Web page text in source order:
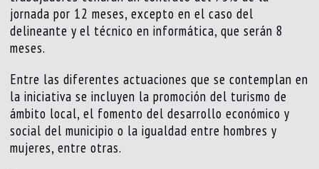
jornada por 12 meses, excepto en el caso del
delineante y el técnico en informática, que serán 8
meses.
Entre las diferentes actuaciones que se contemplan en
la iniciativa se incluyen la promoción del turismo de
ámbito local, el fomento del desarrollo económico y
social del municipio o la igualdad entre hombres y
mujeres, entre otras.